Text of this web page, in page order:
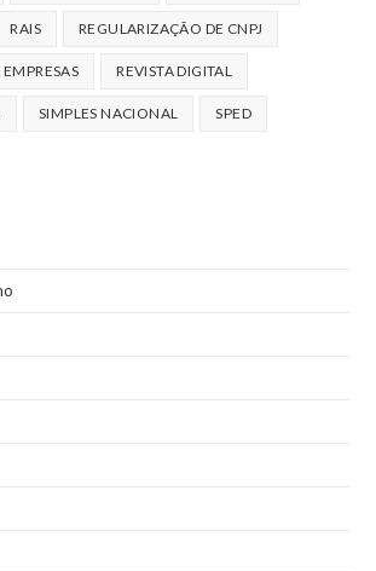
RAIS REGULARIZAÇÃO DE CNPJ
REVISTA DIGITAL
SIMPLES NACIONAL SPED